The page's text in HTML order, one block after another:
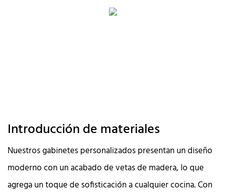
Introducción de materiales
Nuestros gabinetes personalizados presentan un diseño
moderno con un acabado de vetas de madera, lo que
agrega un toque de sofisticación a cualquier cocina. Con